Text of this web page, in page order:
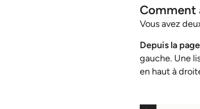
Comment
Vous avez
Depuis la
gauche. Une
en haut à